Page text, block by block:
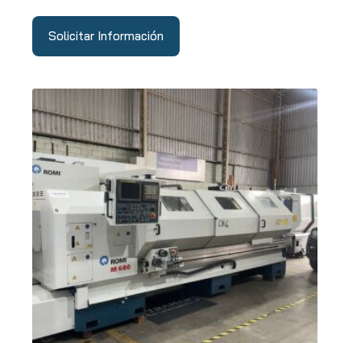
Solicitar Información